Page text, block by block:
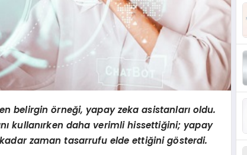
belirginörneği, yapay zeka asistanları oldu.
kullanırken daha verimli hissettiğini; yapay
zaman tasarrufu elde ettiğini gösterdi.